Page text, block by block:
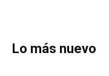
Lo más nuevo